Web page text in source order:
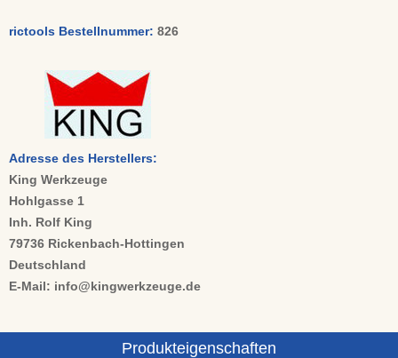
rictools Bestellnummer: 826
Adresse des Herstellers:
King Werkzeuge
Hohlgasse 1
Inh. Rolf King
79736 Rickenbach-Hottingen
Deutschland
E-Mail: info@kingwerkzeuge.de
Produkteigenschaften